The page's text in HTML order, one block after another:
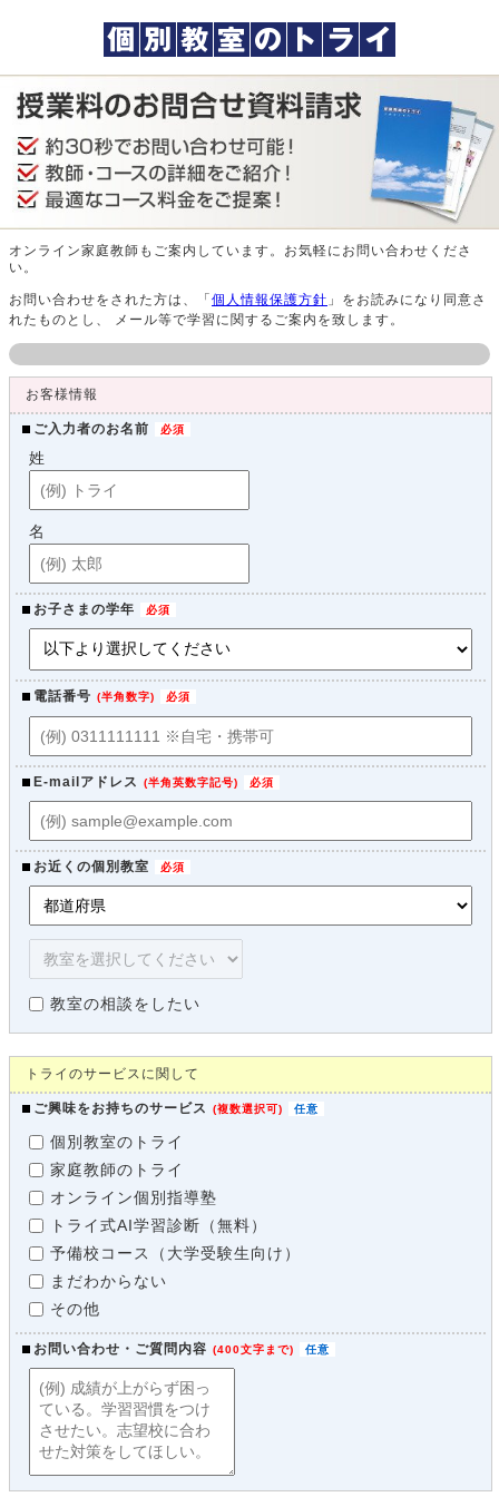
オンライン家庭教師もご案内しています。お気軽にお問い合わせくださ
い。
お問い合わせをされた方は、「個人情報保護方針 」をお読みになり同意さ
れたものとし、 メール等で学習に関するご案内を致します。
お客様情報
ご入力者のお名前
姓
名
お子さまの学年
電話番号 (半角数字)
E-mailアドレス (半角英数字記号)
お近くの個別教室
教室の相談をしたい
トライのサービスに関して
ご興味をお持ちのサービス (複数選択可)
個別教室のトライ
家庭教師のトライ
オンライン個別指導塾
トライ式AI学習診断（無料）
予備校コース（大学受験生向け）
まだわからない
その他
お問い合わせ・ご質問内容 (400文字まで)